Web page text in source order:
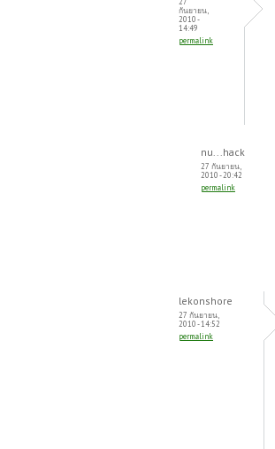
กันยายน,
2010 -
14:49
permalink
nu...hack
27 กันยายน,
2010 - 20:42
permalink
lekonshore
27 กันยายน,
2010 - 14:52
permalink